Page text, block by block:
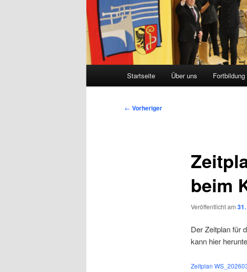
Zum
Startseite Über uns Fortbildung
Beitragsnavigation
← Vorheriger
beim
Veröffentlicht am
Der Zeitplan für
kann hier
Zeitplan